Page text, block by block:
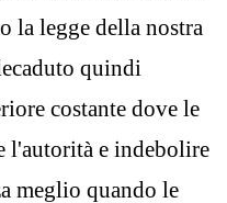
la legge della nostra
quindi
costante dove le
l'autorità e indebolire
meglio quando le